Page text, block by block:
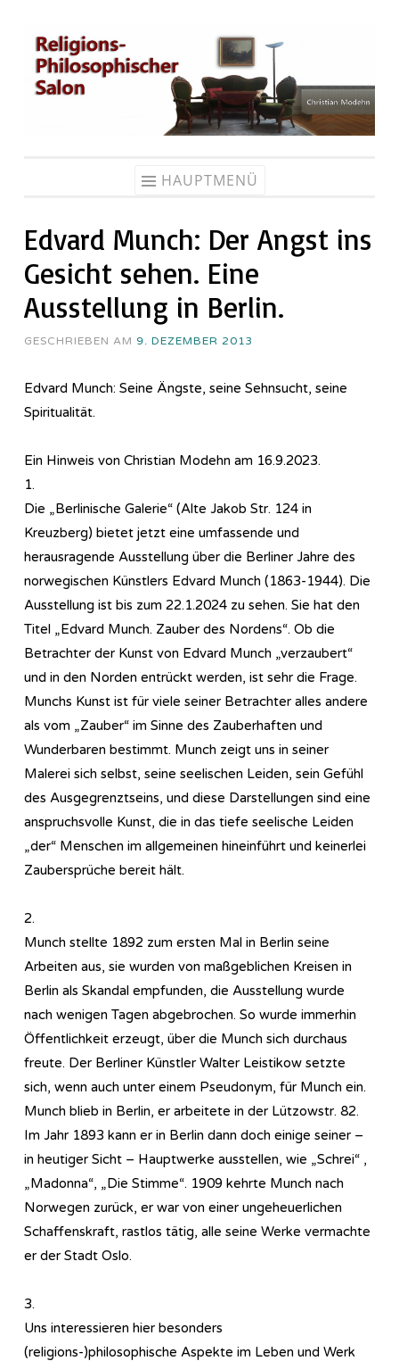
Zum
Inhalt
springen
HAUPTMENÜ
Edvard Munch: Der Angst ins
Gesicht sehen. Eine
Ausstellung in Berlin.
GESCHRIEBEN AM 9. DEZEMBER 2013
Edvard Munch: Seine Ängste, seine Sehnsucht, seine
Spiritualität.
Ein Hinweis von Christian Modehn am 16.9.2023.
1.
Die „Berlinische Galerie“ (Alte Jakob Str. 124 in
Kreuzberg) bietet jetzt eine umfassende und
herausragende Ausstellung über die Berliner Jahre des
norwegischen Künstlers Edvard Munch (1863-1944). Die
Ausstellung ist bis zum 22.1.2024 zu sehen. Sie hat den
Titel „Edvard Munch. Zauber des Nordens“. Ob die
Betrachter der Kunst von Edvard Munch „verzaubert“
und in den Norden entrückt werden, ist sehr die Frage.
Munchs Kunst ist für viele seiner Betrachter alles andere
als vom „Zauber“ im Sinne des Zauberhaften und
Wunderbaren bestimmt. Munch zeigt uns in seiner
Malerei sich selbst, seine seelischen Leiden, sein Gefühl
des Ausgegrenztseins, und diese Darstellungen sind eine
anspruchsvolle Kunst, die in das tiefe seelische Leiden
„der“ Menschen im allgemeinen hineinführt und keinerlei
Zaubersprüche bereit hält.
2.
Munch stellte 1892 zum ersten Mal in Berlin seine
Arbeiten aus, sie wurden von maßgeblichen Kreisen in
Berlin als Skandal empfunden, die Ausstellung wurde
nach wenigen Tagen abgebrochen. So wurde immerhin
Öffentlichkeit erzeugt, über die Munch sich durchaus
freute. Der Berliner Künstler Walter Leistikow setzte
sich, wenn auch unter einem Pseudonym, für Munch ein.
Munch blieb in Berlin, er arbeitete in der Lützowstr. 82.
Im Jahr 1893 kann er in Berlin dann doch einige seiner –
in heutiger Sicht – Hauptwerke ausstellen, wie „Schrei“ ,
„Madonna“, „Die Stimme“. 1909 kehrte Munch nach
Norwegen zurück, er war von einer ungeheuerlichen
Schaffenskraft, rastlos tätig, alle seine Werke vermachte
er der Stadt Oslo.
3.
Uns interessieren hier besonders
(religions-)philosophische Aspekte im Leben und Werk